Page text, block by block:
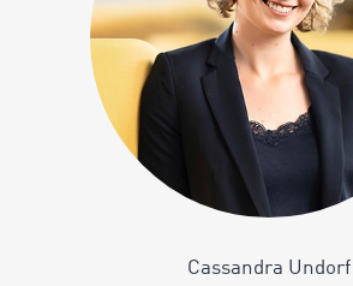
Cassandra Undorf